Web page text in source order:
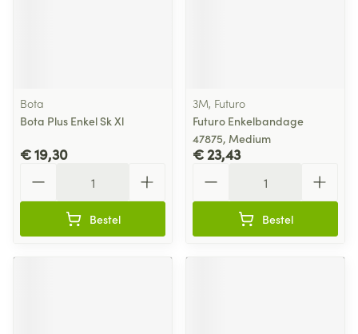
Bota
Bota Plus Enkel Sk Xl
€ 19,30
Bestel
3M, Futuro
Futuro Enkelbandage
47875, Medium
€ 23,43
Bestel